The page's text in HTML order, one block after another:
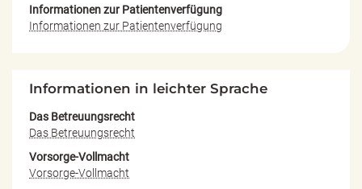
Informationen zur Patientenverfügung
Informationen zur Patientenverfügung
Informationen in leichter Sprache
Das Betreuungsrecht
Das Betreuungsrecht
Vorsorge-Vollmacht
Vorsorge-Vollmacht